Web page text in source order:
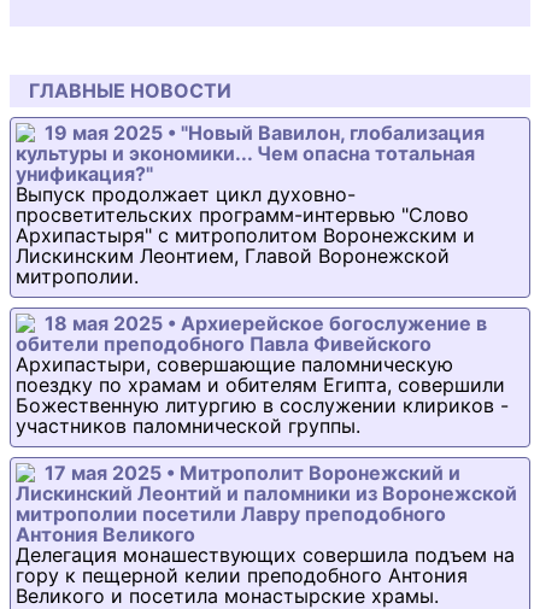
ГЛАВНЫЕ НОВОСТИ
19 мая 2025 • "Новый Вавилон, глобализация
культуры и экономики... Чем опасна тотальная
унификация?"
Выпуск продолжает цикл духовно-
просветительских программ-интервью "Слово
Архипастыря" с митрополитом Воронежским и
Лискинским Леонтием, Главой Воронежской
митрополии.
18 мая 2025 • Архиерейское богослужение в
обители преподобного Павла Фивейского
Архипастыри, совершающие паломническую
поездку по храмам и обителям Египта, совершили
Божественную литургию в сослужении клириков -
участников паломнической группы.
17 мая 2025 • Митрополит Воронежский и
Лискинский Леонтий и паломники из Воронежской
митрополии посетили Лавру преподобного
Антония Великого
Делегация монашествующих совершила подъем на
гору к пещерной келии преподобного Антония
Великого и посетила монастырские храмы.